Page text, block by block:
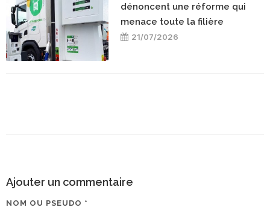
dénoncent une réforme qui
menace toute la filière
21/07/2026
Ajouter un commentaire
NOM OU PSEUDO *